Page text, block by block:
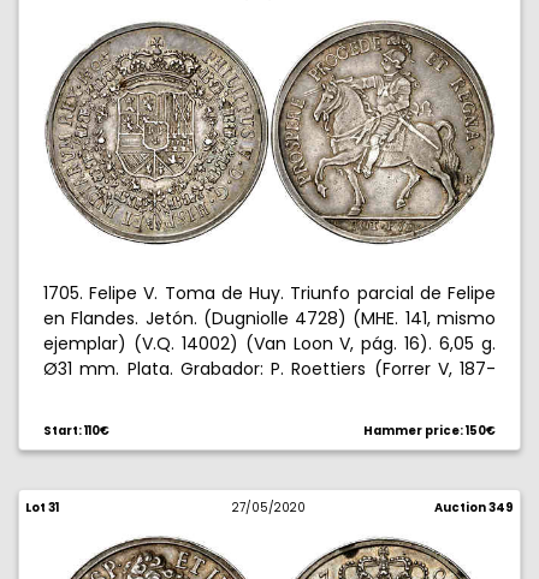
1705. Felipe V. Toma de Huy. Triunfo parcial de Felipe
en Flandes. Jetón. (Dugniolle 4728) (MHE. 141, mismo
ejemplar) (V.Q. 14002) (Van Loon V, pág. 16). 6,05 g.
Ø31 mm. Plata. Grabador: P. Roettiers (Forrer V, 187-
Start: 110€ Hammer price: 150€
Lot 31 27/05/2020 Auction 349